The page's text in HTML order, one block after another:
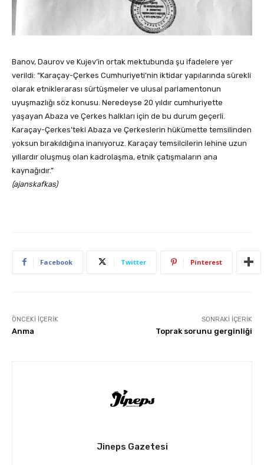
Banov, Daurov ve Kujev’in ortak mektubunda şu ifadelere yer
verildi: “Karaçay-Çerkes Cumhuriyeti’nin iktidar yapılarında sürekli
olarak etniklerarası sürtüşmeler ve ulusal parlamentonun
uyuşmazlığı söz konusu. Neredeyse 20 yıldır cumhuriyette
yaşayan Abaza ve Çerkes halkları için de bu durum geçerli.
Karaçay-Çerkes’teki Abaza ve Çerkeslerin hükümette temsilinden
yoksun bırakıldığına inanıyoruz. Karaçay temsilcilerin lehine uzun
yıllardır oluşmuş olan kadrolaşma, etnik çatışmaların ana
kaynağıdır.”
(ajanskafkas)
Facebook Twitter Pinterest
ÖNCEKI İÇERIK
Anma
SONRAKI İÇERIK
Toprak sorunu gerginliği
Jineps Gazetesi